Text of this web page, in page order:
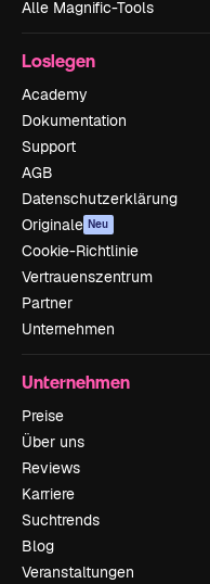
Alle Magnific-Tools
Loslegen
Academy
Dokumentation
Support
AGB
Datenschutzerklärung
Originale Neu
Cookie-Richtlinie
Vertrauenszentrum
Partner
Unternehmen
Unternehmen
Preise
Über uns
Reviews
Karriere
Suchtrends
Blog
Veranstaltungen